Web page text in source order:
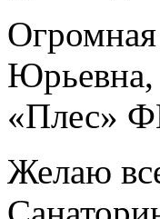
Юрьевна,
«Плес»
Желаю